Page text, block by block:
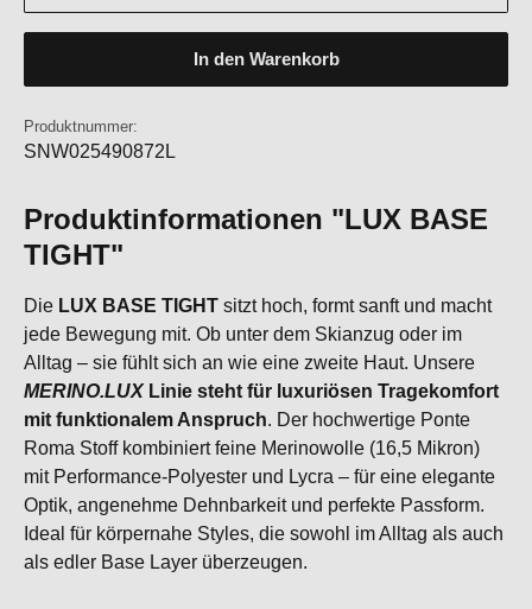
In den Warenkorb
Produktnummer:
SNW025490872L
Produktinformationen "LUX BASE
TIGHT"
Die LUX BASE TIGHT sitzt hoch, formt sanft und macht
jede Bewegung mit. Ob unter dem Skianzug oder im
Alltag – sie fühlt sich an wie eine zweite Haut. Unsere
MERINO.LUXLinie steht für luxuriösen Tragekomfort
mit funktionalem Anspruch. Der hochwertige Ponte
Roma Stoff kombiniert feine Merinowolle (16,5 Mikron)
mit Performance-Polyester und Lycra – für eine elegante
Optik, angenehme Dehnbarkeit und perfekte Passform.
Ideal für körpernahe Styles, die sowohl im Alltag als auch
als edler Base Layer überzeugen.